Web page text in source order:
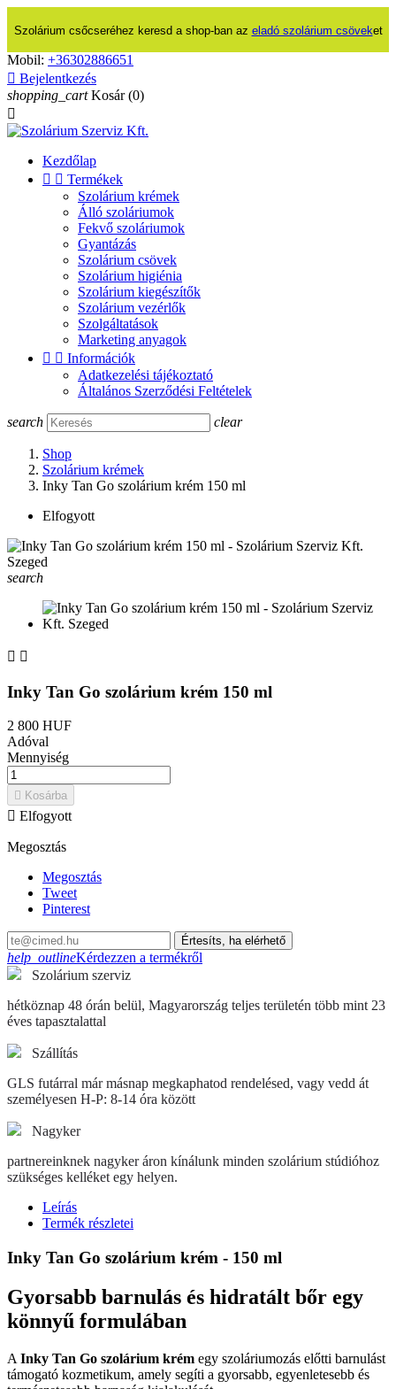
Szolárium csőcseréhez keresd a shop-ban az eladó szolárium csöveket
Mobil: +36302886651
 Bejelentkezés
shopping_cart Kosár (0)

Kezdőlap
  Termékek
Szolárium krémek
Álló szoláriumok
Fekvő szoláriumok
Gyantázás
Szolárium csövek
Szolárium higiénia
Szolárium kiegészítők
Szolárium vezérlők
Szolgáltatások
Marketing anyagok
  Információk
Adatkezelési tájékoztató
Általános Szerződési Feltételek
search clear
Shop
Szolárium krémek
Inky Tan Go szolárium krém 150 ml
Elfogyott
search
 
Inky Tan Go szolárium krém 150 ml
2 800 HUF
Adóval
Mennyiség
 Kosárba
 Elfogyott
Megosztás
Megosztás
Tweet
Pinterest
Értesíts, ha elérhető
help_outlineKérdezzen a termékről
Szolárium szerviz
hétköznap 48 órán belül, Magyarország teljes területén több mint 23
éves tapasztalattal
Szállítás
GLS futárral már másnap megkaphatod rendelésed, vagy vedd át
személyesen H-P: 8-14 óra között
Nagyker
partnereinknek nagyker áron kínálunk minden szolárium stúdióhoz
szükséges kelléket egy helyen.
Leírás
Termék részletei
Inky Tan Go szolárium krém - 150 ml
Gyorsabb barnulás és hidratált bőr egy
könnyű formulában
A Inky Tan Go szolárium krém egy szoláriumozás előtti barnulást
támogató kozmetikum, amely segíti a gyorsabb, egyenletesebb és